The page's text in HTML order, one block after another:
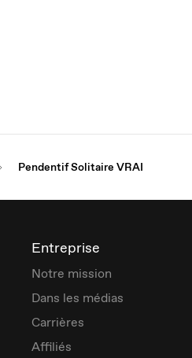
Pendentif Solitaire VRAI
Entreprise
Notre mission
Dans les médias
Carrières
Affiliés